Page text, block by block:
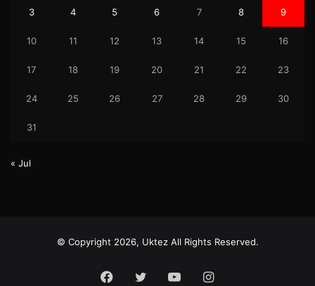
3 4 5 6 7 8 9
10 11 12 13 14 15 16
17 18 19 20 21 22 23
24 25 26 27 28 29 30
31
« Jul
© Copyright 2026, Uktez All Rights Reserved.
Facebook
Twitter YouTubeInstagram